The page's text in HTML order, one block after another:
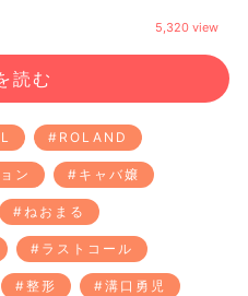
5,320 view
#ROLAND
ン #キャバ嬢
#ねおまる
#ラストコール
#整形 #溝口勇児
読む